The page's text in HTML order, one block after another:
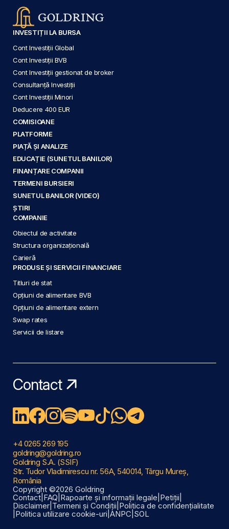
INVESTIȚII LA BURSA
Cont Investiții Global
Cont Investiții BVB
Cont Investiții gestionat de broker
Consultanță Investiții
Cont Investiții Minori
Deducere 400 EUR
COMISIOANE
PLATFORME
PIAȚĂ ȘI ANALIZE
EDUCAȚIE (SUNETUL BANILOR)
FINANȚARE COMPANII
TERMENI BURSIERI
SUNETUL BANILOR (VIDEO)
ȘTIRI
COMPANIE
Obiectul de activitate
Structura organizațională
Carieră
PRODUSE ȘI SERVICII FINANCIARE
Titluri de stat
Opțiuni de alimentare BVB
Opțiuni de alimentare extern
Swap rates
Servicii de listare
Contact
+4 0265 269 195
goldring@goldring.ro
Goldring S.A. (SSIF)
Str. Tudor Vladimirescu nr. 56A, 540014, Târgu Mureș,
România
Copyright ©2026 Goldring
Contact FAQ Rapoarte și informații legale Petiții
Disclaimer Termeni și Condiții Politica de confidențialitate
Politica utilizare cookie-uri ANPC SOL